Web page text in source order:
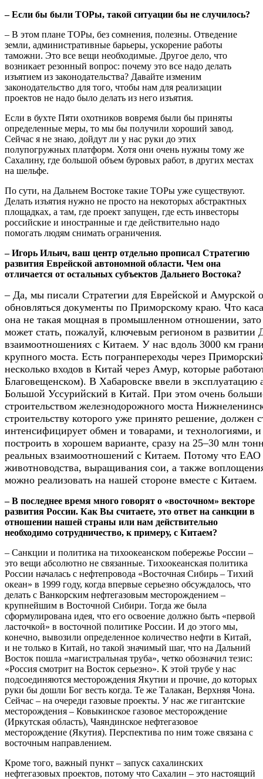
– Если бы были ТОРы, такой ситуации бы не случилось?
– В этом плане ТОРы, без сомнения, полезны. Отведение
земли, административные барьеры, ускорение работы
таможни. Это все вещи необходимые. Другое дело, что
возникает резонный вопрос: почему это все надо делать
изъятием из законодательства? Давайте изменим
законодательство для того, чтобы нам для реализации
проектов не надо было делать из него изъятия.
Если в бухте Пяти охотников вовремя были бы приняты
определенные меры, то мы бы получили хороший завод.
Сейчас я не знаю, дойдут ли у нас руки до этих
полупогружных платформ. Хотя они очень нужны тому же
Сахалину, где большой объем буровых работ, в других местах
на шельфе.
По сути, на Дальнем Востоке такие ТОРы уже существуют.
Делать изъятия нужно не просто на некоторых абстрактных
площадках, а там, где проект запущен, где есть инвесторы
российские и иностранные и где действительно надо
помогать людям снимать ограничения.
– Игорь Ильич, ваш центр отдельно прописал Стратегию
развития Еврейской автономной области. Чем она
отличается от остальных субъектов Дальнего Востока?
– Да, мы писали Стратегии для Еврейской и Амурской
обновляться документы по Приморскому краю. Что
она не такая мощная в промышленном отношении, зато
может стать, пожалуй, ключевым регионом в развитии
взаимоотношениях с Китаем. У нас вдоль 3000 км
крупного моста. Есть погранпереходы через
несколько входов в Китай через Амур, которые
Благовещенском). В Хабаровске ввели в эксплуатацию
Большой Уссурийский в Китай. При этом очень
строительством железнодорожного моста
строительству которого уже принято решение, должен
интенсифицирует обмен и товарами, и технологиями,
построить в хорошем варианте, сразу на 25–30 млн
реальных взаимоотношений с Китаем. Потому что ЕАО
животноводства, выращивания сои, а также
можно реализовать на нашей стороне вместе с Китаем.
– В последнее время много говорят о «восточном» векторе
развития России. Как Вы считаете, это ответ на санкции в
отношении нашей страны или нам действительно
необходимо сотрудничество, к примеру, с Китаем?
– Санкции и политика на тихоокеанском побережье России –
это вещи абсолютно не связанные. Тихоокеанская политика
России началась с нефтепровода «Восточная Сибирь – Тихий
океан» в 1999 году, когда впервые серьезно обсуждалось, что
делать с Ванкорским нефтегазовым месторождением –
крупнейшим в Восточной Сибири. Тогда же была
сформулирована идея, что его освоение должно быть «первой
ласточкой» в восточной политике России. И до этого мы,
конечно, вывозили определенное количество нефти в Китай,
и не только в Китай, но такой значимый шаг, что на Дальний
Восток пошла «магистральная труба», четко обозначил тезис:
«Россия смотрит на Восток серьезно». К этой трубе у нас
подсоединяются месторождения Якутии и прочие, до которых
руки бы дошли Бог весть когда. Те же Талакан, Верхняя Чона.
Сейчас – на очереди газовые проекты. У нас же гигантские
месторождения – Ковыкинское газовое месторождение
(Иркутская область), Чаяндинское нефтегазовое
месторождение (Якутия). Перспектива по ним тоже связана с
восточным направлением.
Кроме того, важный пункт – запуск сахалинских
нефтегазовых проектов, потому что Сахалин – это настоящий